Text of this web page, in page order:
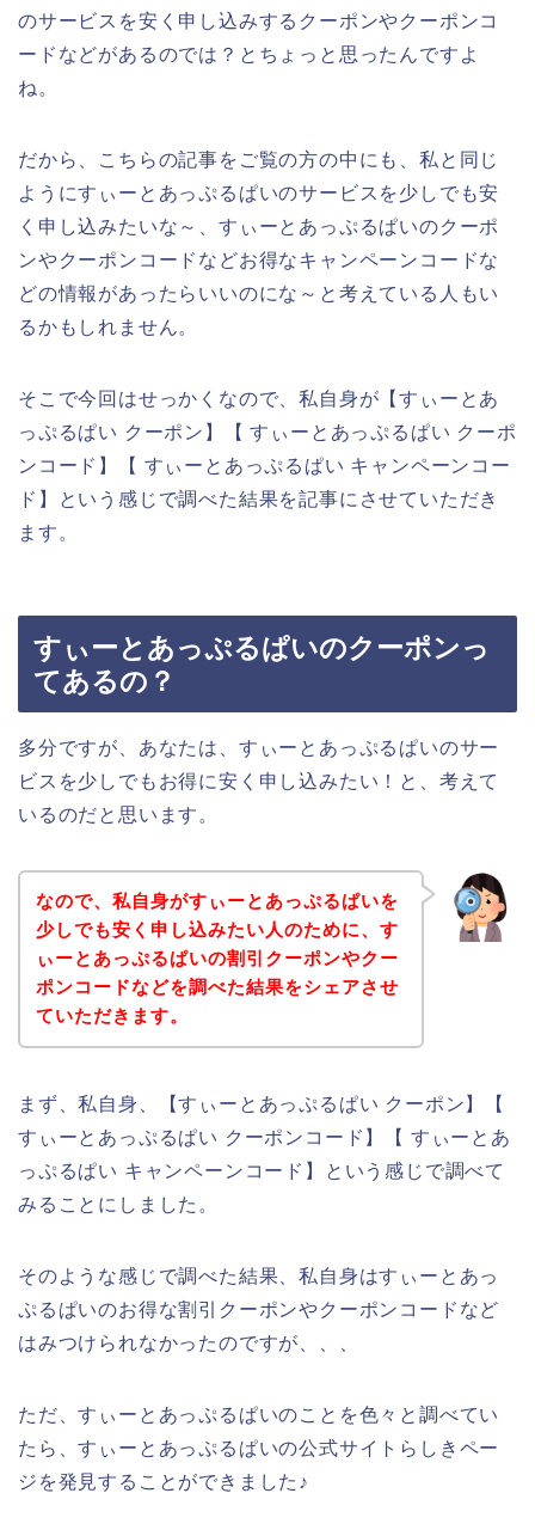
のサービスを安く申し込みするクーポンやクーポンコ
ードなどがあるのでは？とちょっと思ったんですよ
ね。
だから、こちらの記事をご覧の方の中にも、私と同じ
ようにすぃーとあっぷるぱいのサービスを少しでも安
く申し込みたいな～、すぃーとあっぷるぱいのクーポ
ンやクーポンコードなどお得なキャンペーンコードな
どの情報があったらいいのにな～と考えている人もい
るかもしれません。
そこで今回はせっかくなので、私自身が【すぃーとあ
っぷるぱい クーポン】【 すぃーとあっぷるぱい クーポ
ンコード】【 すぃーとあっぷるぱい キャンペーンコー
ド】という感じで調べた結果を記事にさせていただき
ます。
すぃーとあっぷるぱいのクーポンっ
てあるの？
多分ですが、あなたは、すぃーとあっぷるぱいのサー
ビスを少しでもお得に安く申し込みたい！と、考えて
いるのだと思います。
なので、私自身がすぃーとあっぷるぱいを
少しでも安く申し込みたい人のために、す
ぃーとあっぷるぱいの割引クーポンやクー
ポンコードなどを調べた結果をシェアさせ
ていただきます。
まず、私自身、【すぃーとあっぷるぱい クーポン】【
すぃーとあっぷるぱい クーポンコード】【 すぃーとあ
っぷるぱい キャンペーンコード】という感じで調べて
みることにしました。
そのような感じで調べた結果、私自身はすぃーとあっ
ぷるぱいのお得な割引クーポンやクーポンコードなど
はみつけられなかったのですが、、、
ただ、すぃーとあっぷるぱいのことを色々と調べてい
たら、すぃーとあっぷるぱいの公式サイトらしきペー
ジを発見することができました♪